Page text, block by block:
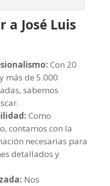
a José Luis
Con 20
más de 5.000
sabemos
Como
contamos con la
necesarias para
detallados y
Nos